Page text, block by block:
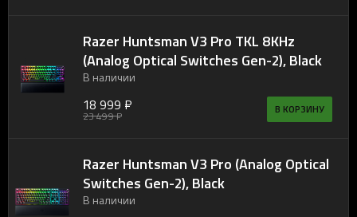
Razer Huntsman V3 Pro TKL 8KHz
(Analog Optical Switches Gen-2), Black
В наличии
18 999 ₽
23 499 ₽ В КОРЗИНУ
Razer Huntsman V3 Pro (Analog Optical
Switches Gen-2), Black
В наличии